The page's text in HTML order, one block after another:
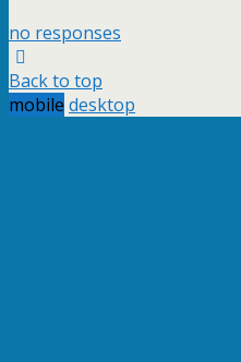
no responses
Back to top
mobile desktop